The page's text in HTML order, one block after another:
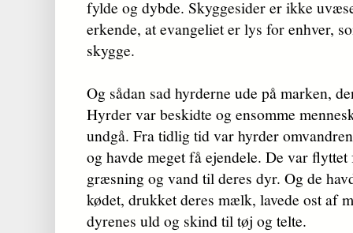
fylde og dybde. Skyggesider er ikke
erkende, at evangeliet er lys for enhver,
skygge.
Og sådan sad hyrderne ude på marken,
Hyrder var beskidte og ensomme
undgå. Fra tidlig tid var hyrder
og havde meget få ejendele. De var
græsning og vand til deres dyr. Og de
kødet, drukket deres mælk, lavede ost af
dyrenes uld og skind til tøj og telte.